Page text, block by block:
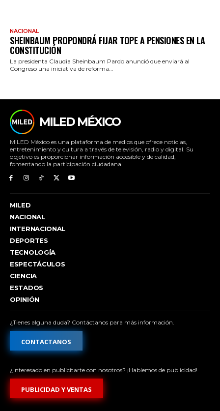
NACIONAL
SHEINBAUM PROPONDRÁ FIJAR TOPE A PENSIONES EN LA
CONSTITUCIÓN
La presidenta Claudia Sheinbaum Pardo anunció que enviará al
Congreso una iniciativa de reforma...
MILED MÉXICO
MILED México es una plataforma de medios que ofrece noticias,
entretenimiento y cultura a través de televisión, radio y digital. Su
objetivo es proporcionar información accesible y de calidad,
fomentando la participación ciudadana.
MILED
NACIONAL
INTERNACIONAL
DEPORTES
TECNOLOGÍA
ESPECTÁCULOS
CIENCIA
ESTADOS
OPINIÓN
¿Tienes alguna duda? Contáctanos para más información.
CONTACTANOS
¿Interesado en publicitarte con nosotros? ¡Hablemos de publicidad!
PUBLICIDAD Y VENTAS